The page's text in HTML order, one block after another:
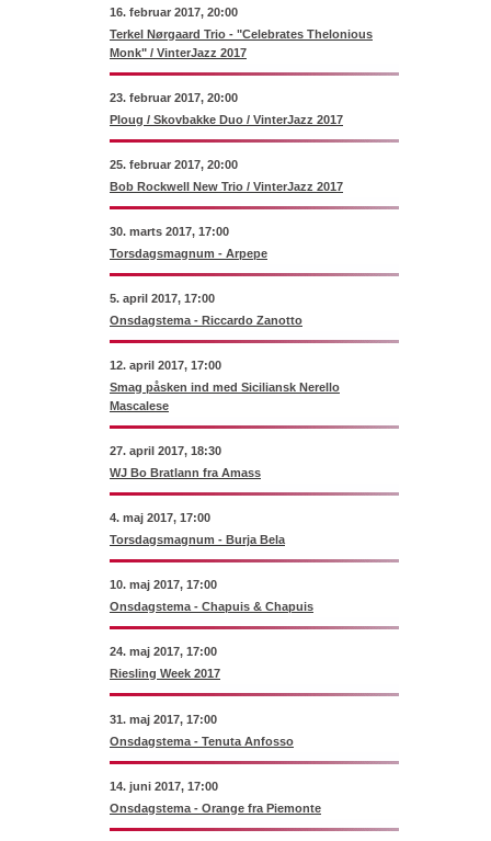
16. februar 2017, 20:00
Terkel Nørgaard Trio - "Celebrates Thelonious
Monk" / VinterJazz 2017
23. februar 2017, 20:00
Ploug / Skovbakke Duo / VinterJazz 2017
25. februar 2017, 20:00
Bob Rockwell New Trio / VinterJazz 2017
30. marts 2017, 17:00
Torsdagsmagnum - Arpepe
5. april 2017, 17:00
Onsdagstema - Riccardo Zanotto
12. april 2017, 17:00
Smag påsken ind med Siciliansk Nerello
Mascalese
27. april 2017, 18:30
WJ Bo Bratlann fra Amass
4. maj 2017, 17:00
Torsdagsmagnum - Burja Bela
10. maj 2017, 17:00
Onsdagstema - Chapuis & Chapuis
24. maj 2017, 17:00
Riesling Week 2017
31. maj 2017, 17:00
Onsdagstema - Tenuta Anfosso
14. juni 2017, 17:00
Onsdagstema - Orange fra Piemonte